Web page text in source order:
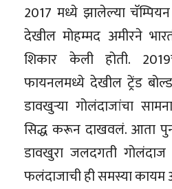
2017 मध्ये झालेल्या
देखील मोहम्मद अमीरने
शिकार केली होती.
फायनलमध्ये देखील ट्रेंड
डावखुऱ्या गोलंदाजांचा
सिद्ध करून दाखवलं. आता
डावखुरा जलदगती गोलंदाज
फलंदाजाची ही समस्या